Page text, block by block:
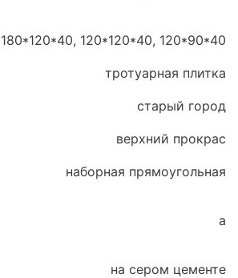
180*120*40, 120*120*40, 120*90*40
тротуарная плитка
старый город
верхний прокрас
наборная прямоугольная
а
на сером цементе